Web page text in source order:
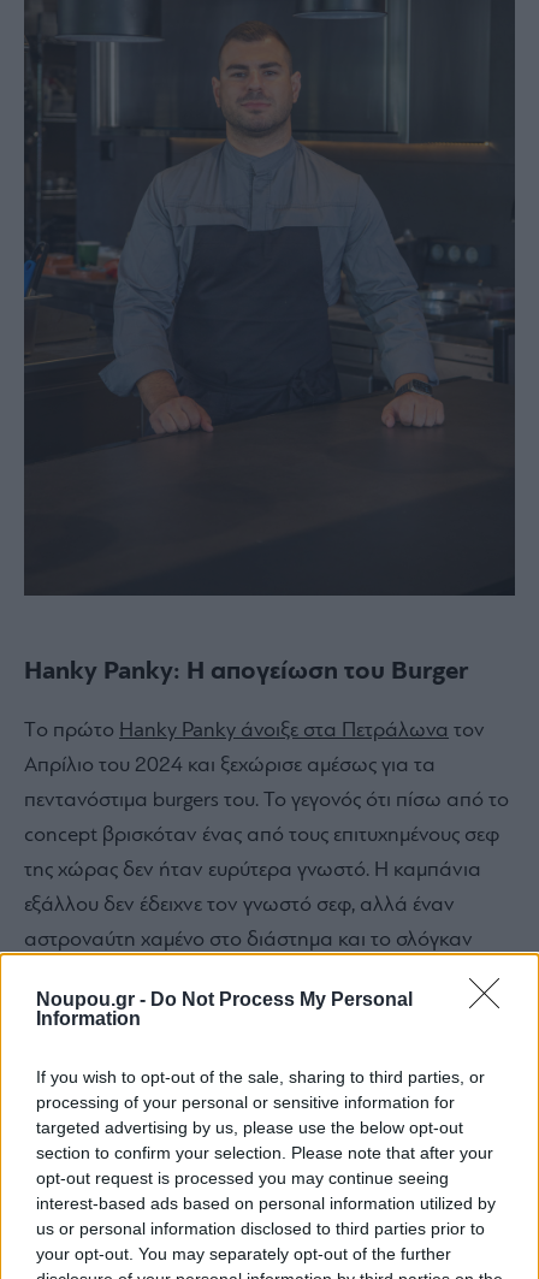
Noupou.gr - Do Not Process My Personal
Information
If you wish to opt-out of the sale, sharing to third parties, or
processing of your personal or sensitive information for
targeted advertising by us, please use the below opt-out
section to confirm your selection. Please note that after your
opt-out request is processed you may continue seeing
interest-based ads based on personal information utilized by
us or personal information disclosed to third parties prior to
your opt-out. You may separately opt-out of the further
Hanky Panky: Η απογείωση του Burger
Τo πρώτο Hanky Panky άνοιξε στα Πετράλωνα τον
Απρίλιο του 2024 και ξεχώρισε αμέσως για τα
πεντανόστιμα burgers του. Το γεγονός ότι πίσω από το
concept βρισκόταν ένας από τους επιτυχημένους σεφ
της χώρας δεν ήταν ευρύτερα γνωστό. Η καμπάνια
εξάλλου δεν έδειχνε τον γνωστό σεφ, αλλά έναν
αστροναύτη χαμένο στο διάστημα και το σλόγκαν
παιχνιδιάρικο όνομα, Hanky Panky σημαίνει
«Ψάχναμε καιρό ένα όνομα το οποίο θα χαρακτήριζε
το φαγητό. Το φαγητό είναι street food, οπότε ψάχναμε
κάτι παιχνιδιάρικο που να συνδέεται με το “βρόμικο”,
που λέμε εμείς για το street food» εξηγεί ο σεφ.